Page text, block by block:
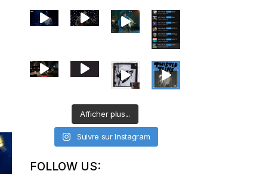
Afficher plus...
Suivre sur Instagram
FOLLOW US: